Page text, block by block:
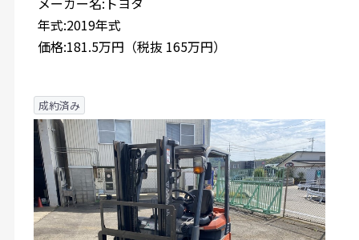
年式:2019年式
価格:181.5万円（税抜 165万円）
成約済み